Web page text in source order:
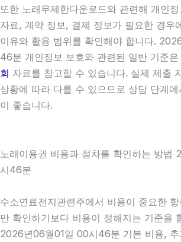
또한 노래무제한다운로드와 관련해 개인
자료, 계약 정보, 결제 정보가 필요한 경우
이유와 활용 범위를 확인해야 합니다.
46분 개인정보 보호와 관련된 일반 기준은
회 자료를 참고할 수 있습니다. 실제 제출
상황에 따라 다를 수 있으므로 상담 단계
이 좋습니다.
노래이용권 비용과 절차를 확인하는 방법
시46분
수소연료전지관련주에서 비용이 중요한
만 확인하기보다 비용이 정해지는 기준을
2026년06월01일 00시46분 기본 비용,